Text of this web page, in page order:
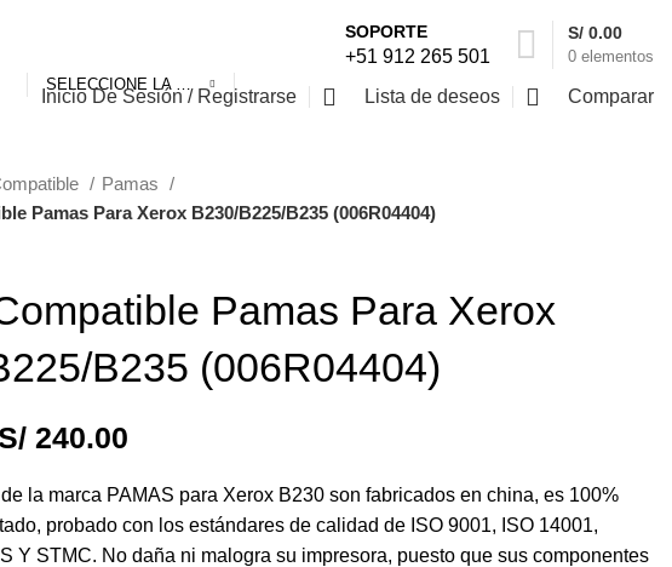
SELECCIONE LA CATEGORÍA
SOPORTE
+51 912 265 501 0 elementos
S/ 0.00
Inicio De Sesión / Registrarse Lista de deseos Comparar
Pamas
Pamas Para Xerox B230/B225/B235 (006R04404)
Pamas Para Xerox
B235 (006R04404)
240.00
la marca PAMAS para Xerox B230 son fabricados en china, es 100%
probado con los estándares de calidad de ISO 9001, ISO 14001,
Y STMC. No daña ni malogra su impresora, puesto que sus componentes